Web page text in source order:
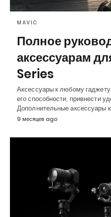
MAVIC
Полное
аксессуарам
Series
Аксессуары к любому
его способности, привнести
Дополнительные аксессуары
9 месяцев ago